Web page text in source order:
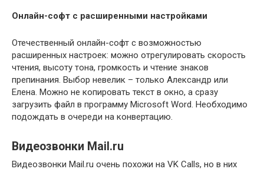
Онлайн-софт с расширенными настройками
Отечественный онлайн-софт с возможностью
расширенных настроек: можно отрегулировать скорость
чтения, высоту тона, громкость и чтение знаков
препинания. Выбор невелик – только Александр или
Елена. Можно не копировать текст в окно, а сразу
загрузить файл в программу Microsoft Word. Необходимо
подождать в очереди на конвертацию.
Видеозвонки Mail.ru
Видеозвонки Mail.ru очень похожи на VK Calls, но в них